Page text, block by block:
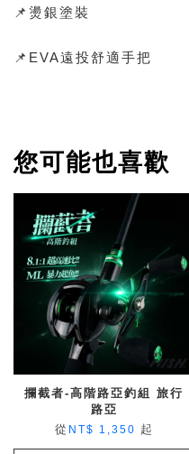
📌燙銀塗裝
📌EVA遠投舒適手把
您可能也喜歡
攔截者-高階路亞釣組 旅行
路亞
從 NT$ 1,350 起